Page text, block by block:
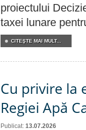
proiectului
taxei lunare
CITEŞTE MAI MULT...
Cu privire la
Regiei Apă
Publicat: 13.07.2026